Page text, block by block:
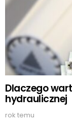
Dlaczego
hydraulicznej
rok temu